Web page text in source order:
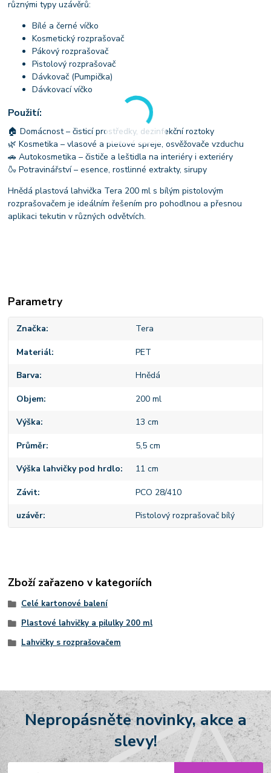
různými typy uzávěrů:
Bílé a černé víčko
Kosmetický rozprašovač
Pákový rozprašovač
Pistolový rozprašovač
Dávkovač (Pumpička)
Dávkovací víčko
Použití:
🏠 Domácnost – čisticí prostředky, dezinfekční roztoky
🌿 Kosmetika – vlasové a pleťové spreje, osvěžovače vzduchu
🚗 Autokosmetika – čističe a leštidla na interiéry i exteriéry
🍶 Potravinářství – esence, rostlinné extrakty, sirupy
Hnědá plastová lahvička Tera 200 ml s bílým pistolovým
rozprašovačem je ideálním řešením pro pohodlnou a přesnou
aplikaci tekutin v různých odvětvích.
Parametry
Značka Tera
Materiál PET
Barva Hnědá
Objem 200 ml
Výška 13 cm
Průměr 5,5 cm
Výška lahvičky pod hrdlo 11 cm
Závit PCO 28/410
uzávěr Pistolový rozprašovač bílý
Zboží zařazeno v kategoriích
Celé kartonové balení
Plastové lahvičky a pilulky 200 ml
Lahvičky s rozprašovačem
Nepropásněte novinky, akce a
slevy!